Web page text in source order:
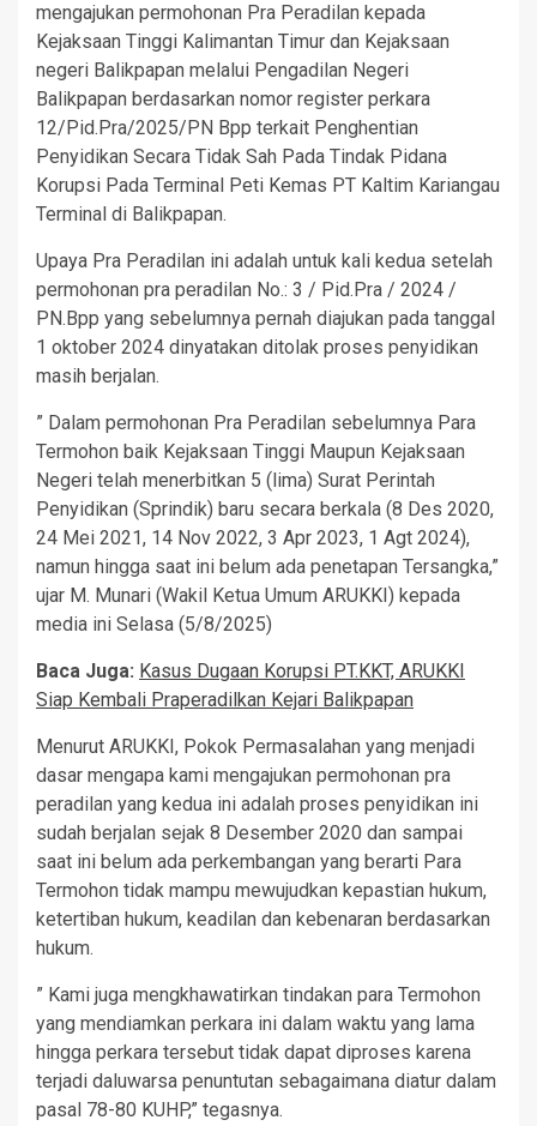
mengajukan permohonan Pra Peradilan kepada
Kejaksaan Tinggi Kalimantan Timur dan Kejaksaan
negeri Balikpapan melalui Pengadilan Negeri
Balikpapan berdasarkan nomor register perkara
12/Pid.Pra/2025/PN Bpp terkait Penghentian
Penyidikan Secara Tidak Sah Pada Tindak Pidana
Korupsi Pada Terminal Peti Kemas PT Kaltim Kariangau
Terminal di Balikpapan.
Upaya Pra Peradilan ini adalah untuk kali kedua setelah
permohonan pra peradilan No.: 3 / Pid.Pra / 2024 /
PN.Bpp yang sebelumnya pernah diajukan pada tanggal
1 oktober 2024 dinyatakan ditolak proses penyidikan
masih berjalan.
” Dalam permohonan Pra Peradilan sebelumnya Para
Termohon baik Kejaksaan Tinggi Maupun Kejaksaan
Negeri telah menerbitkan 5 (lima) Surat Perintah
Penyidikan (Sprindik) baru secara berkala (8 Des 2020,
24 Mei 2021, 14 Nov 2022, 3 Apr 2023, 1 Agt 2024),
namun hingga saat ini belum ada penetapan Tersangka,”
ujar M. Munari (Wakil Ketua Umum ARUKKI) kepada
media ini Selasa (5/8/2025)
Baca Juga: Kasus Dugaan Korupsi PT.KKT, ARUKKI
Siap Kembali Praperadilkan Kejari Balikpapan
Menurut ARUKKI, Pokok Permasalahan yang menjadi
dasar mengapa kami mengajukan permohonan pra
peradilan yang kedua ini adalah proses penyidikan ini
sudah berjalan sejak 8 Desember 2020 dan sampai
saat ini belum ada perkembangan yang berarti Para
Termohon tidak mampu mewujudkan kepastian hukum,
ketertiban hukum, keadilan dan kebenaran berdasarkan
hukum.
” Kami juga mengkhawatirkan tindakan para Termohon
yang mendiamkan perkara ini dalam waktu yang lama
hingga perkara tersebut tidak dapat diproses karena
terjadi daluwarsa penuntutan sebagaimana diatur dalam
pasal 78-80 KUHP,” tegasnya.